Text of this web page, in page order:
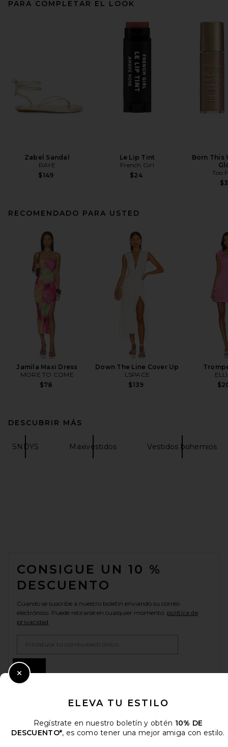
PARA COMPLETAR EL LOOK
Zabel Sandal
RAYE
$149
Le Lip Tint
French Girl
$24
Born This
Too
RECOMENDADO PARA USTED
Jamila Maxi Dress
MORE TO COME
$78
Down The Line Cover Up
LSPACE
$139
DESCUBRIR MÁS
SNDYS Maxivestidos Vestidos bohemios
CONSIGUE UN 10 %
DESCUENTO
Cuando se suscribe a nuestro boletín enviando su correo
electrónico. Puede retirarse en cualquier momento. política de
privacidad
ELEVA TU ESTILO
Regístrate en nuestro boletín y obtén 10% DE
DESCUENTO*, es como tener una mejor amiga con estilo.
Close Modal